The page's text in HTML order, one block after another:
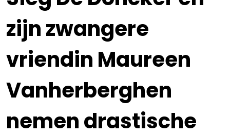
zijn zwangere
vriendin Maureen
Vanherberghen
nemen drastische